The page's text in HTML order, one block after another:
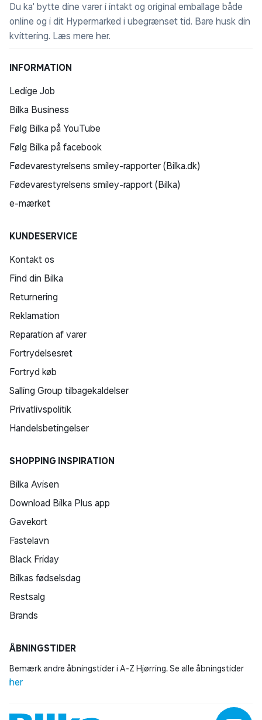
Du ka' bytte dine varer i intakt og original emballage både
online og i dit Hypermarked i ubegrænset tid. Bare husk din
kvittering. Læs mere her.
INFORMATION
Ledige Job
Bilka Business
Følg Bilka på YouTube
Følg Bilka på facebook
Fødevarestyrelsens smiley-rapporter (Bilka.dk)
Fødevarestyrelsens smiley-rapport (Bilka)
e-mærket
KUNDESERVICE
Kontakt os
Find din Bilka
Returnering
Reklamation
Reparation af varer
Fortrydelsesret
Fortryd køb
Salling Group tilbagekaldelser
Privatlivspolitik
Handelsbetingelser
SHOPPING INSPIRATION
Bilka Avisen
Download Bilka Plus app
Gavekort
Fastelavn
Black Friday
Bilkas fødselsdag
Restsalg
Brands
ÅBNINGSTIDER
Bemærk andre åbningstider i A-Z Hjørring. Se alle åbningstider
her